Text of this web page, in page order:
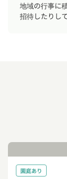
地域の行事に
招待したりし
園庭あり